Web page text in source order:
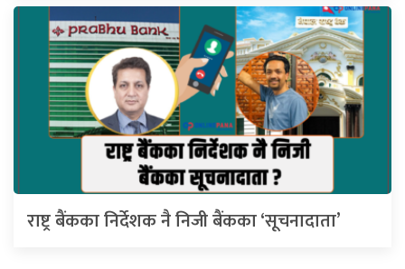
राष्ट्र बैंकका निर्देशक नै निजी बैंकका ‘सूचनादाता’